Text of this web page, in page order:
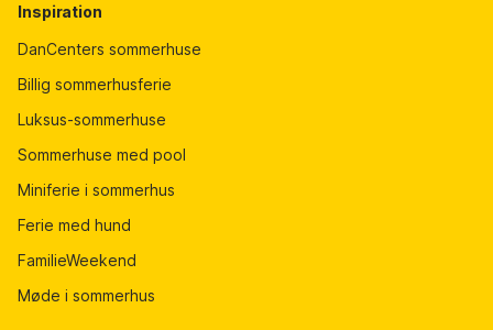
Inspiration
DanCenters sommerhuse
Billig sommerhusferie
Luksus-sommerhuse
Sommerhuse med pool
Miniferie i sommerhus
Ferie med hund
FamilieWeekend
Møde i sommerhus